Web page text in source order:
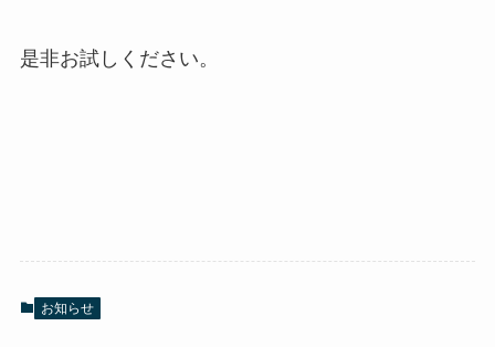
是非お試しください。
お知らせ